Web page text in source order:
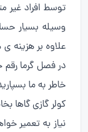
توسط افراد غیر
وسیله بسیار
علاوه بر هزینه
در فصل گرما رقم
خاطر به ما
کولر گازی گاها
نیاز به تعمیر